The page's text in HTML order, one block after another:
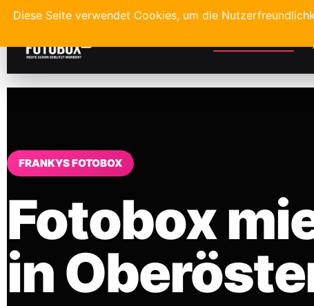
FRANKYS FOTOBOX
Fotobox
in
Diese Seite verwendet Cookies, um die